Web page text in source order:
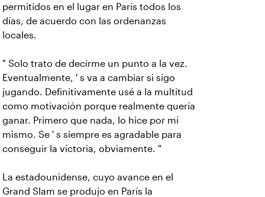
permitidos en el lugar en París todos los
días, de acuerdo con las ordenanzas
locales.
" Solo trato de decirme un punto a la vez.
Eventualmente, ' s va a cambiar si sigo
jugando. Definitivamente usé a la multitud
como motivación porque realmente quería
ganar. Primero que nada, lo hice por mí
mismo. Se ' s siempre es agradable para
conseguir la victoria, obviamente. "
La estadounidense, cuyo avance en el
Grand Slam se produjo en París la